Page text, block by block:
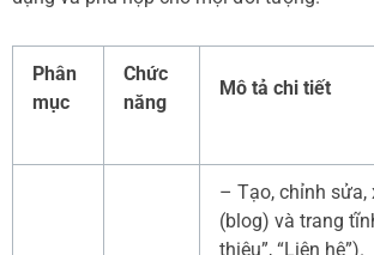
Phân
mục
Chức
năng
Mô tả chi tiết
– Tạo, chỉnh sửa,
(blog) và trang
thiệu”, “Liên hệ”).